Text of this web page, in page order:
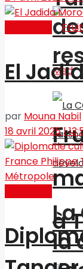
la
à
El
par Mouna Nabil
18 avril 2025 |